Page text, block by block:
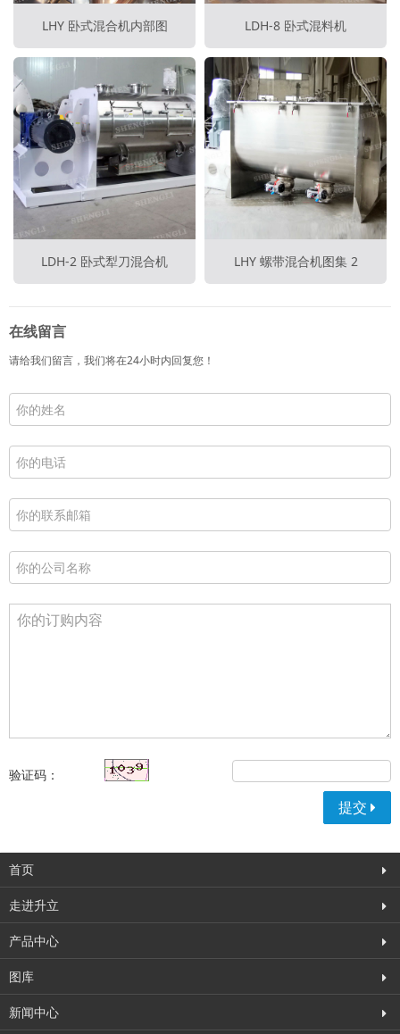
LHY 卧式混合机内部图 LDH-8 卧式混料机
LDH-2 卧式犁刀混合机 LHY 螺带混合机图集 2
在线留言
请给我们留言，我们将在24小时内回复您！
验证码：
提交
首页
走进升立
产品中心
图库
新闻中心